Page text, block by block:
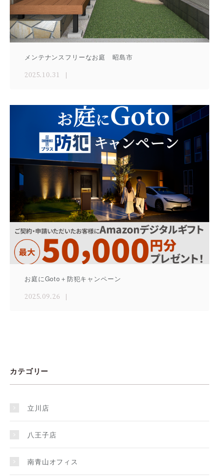
メンテナンスフリーなお庭 昭島市
2025.10.31
お庭にGoto＋防犯キャンペーン
2025.09.26
カテゴリー
立川店
八王子店
南青山オフィス